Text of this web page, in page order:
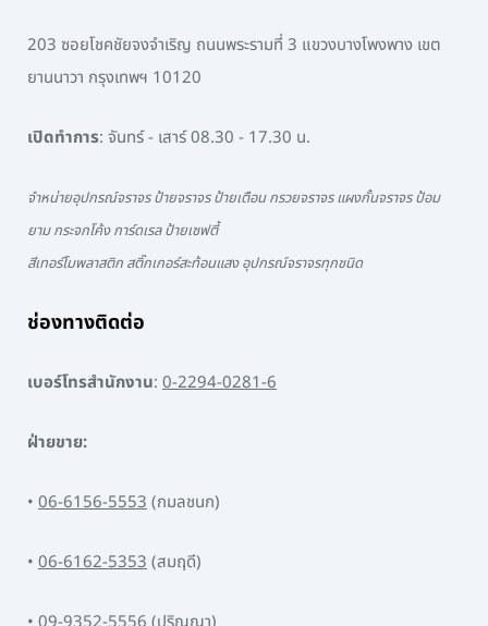
203 ซอยโชคชัยจงจำเริญ ถนนพระรามที่ 3 แขวงบางโพงพาง เขต
ยานนาวา กรุงเทพฯ 10120
เปิดทำการ: จันทร์ - เสาร์ 08.30 - 17.30 น.
จำหน่ายอุปกรณ์จราจร ป้ายจราจร ป้ายเตือน กรวยจราจร แผงกั้นจราจร ป้อม
ยาม กระจกโค้ง การ์ดเรล ป้ายเซฟตี้
สีเทอร์โมพลาสติก สติ๊กเกอร์สะท้อนแสง อุปกรณ์จราจรทุกชนิด
ช่องทางติดต่อ
เบอร์โทรสำนักงาน: 0-2294-0281-6
ฝ่ายขาย:
• 06-6156-5553(กมลชนก)
• 06-6162-5353(สมฤดี)